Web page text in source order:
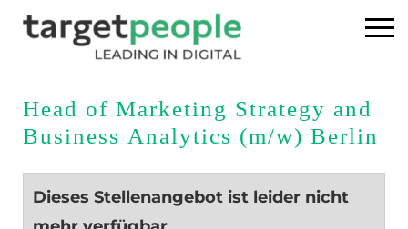
Executive Search
Referenzen
Head of Marketing Strategy and
Business Analytics (m/w) Berlin
Dieses Stellenangebot ist leider nicht